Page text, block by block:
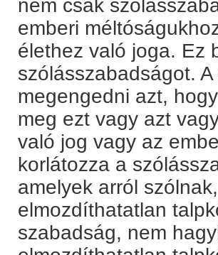
nem csak
emberi
élethez való joga. Ez
szólásszabadságot.
megengedni azt,
meg ezt vagy azt
való jog vagy az
korlátozza a
amelyek arról
elmozdíthatatlan
szabadság, nem